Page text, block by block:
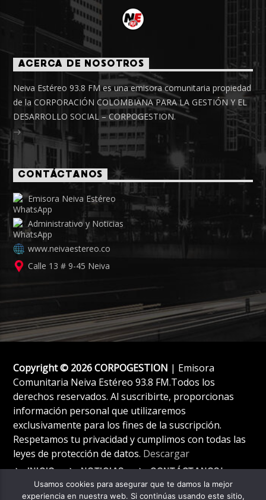
ACERCA DE NOSOTROS
Neiva Estéreo 93.8 FM es una emisora comunitaria propiedad
de la CORPORACIÓN COLOMBIANA PARA LA GESTIÓN Y EL
DESARROLLO SOCIAL – CORPOGESTION.
CONTÁCTANOS
Emisora Neiva Estéreo
Administrativo y Noticias
www.neivaestereo.co
Calle 13 # 9-45 Neiva
Copyright © 2026 CORPOGESTION | Emisora
Comunitaria Neiva Estéreo 93.8 FM.Todos los
derechos reservados. Al suscribirte, proporcionas
información personal que utilizaremos
exclusivamente para los fines de la suscripción.
Respetamos tu privacidad y cumplimos con todas las
leyes de protección de datos. Descargar
INICIO NOTICIAS CONTÁCTANOS!
Usamos cookies para asegurar que te damos la mejor
experiencia en nuestra web. Si continúas usando este sitio,